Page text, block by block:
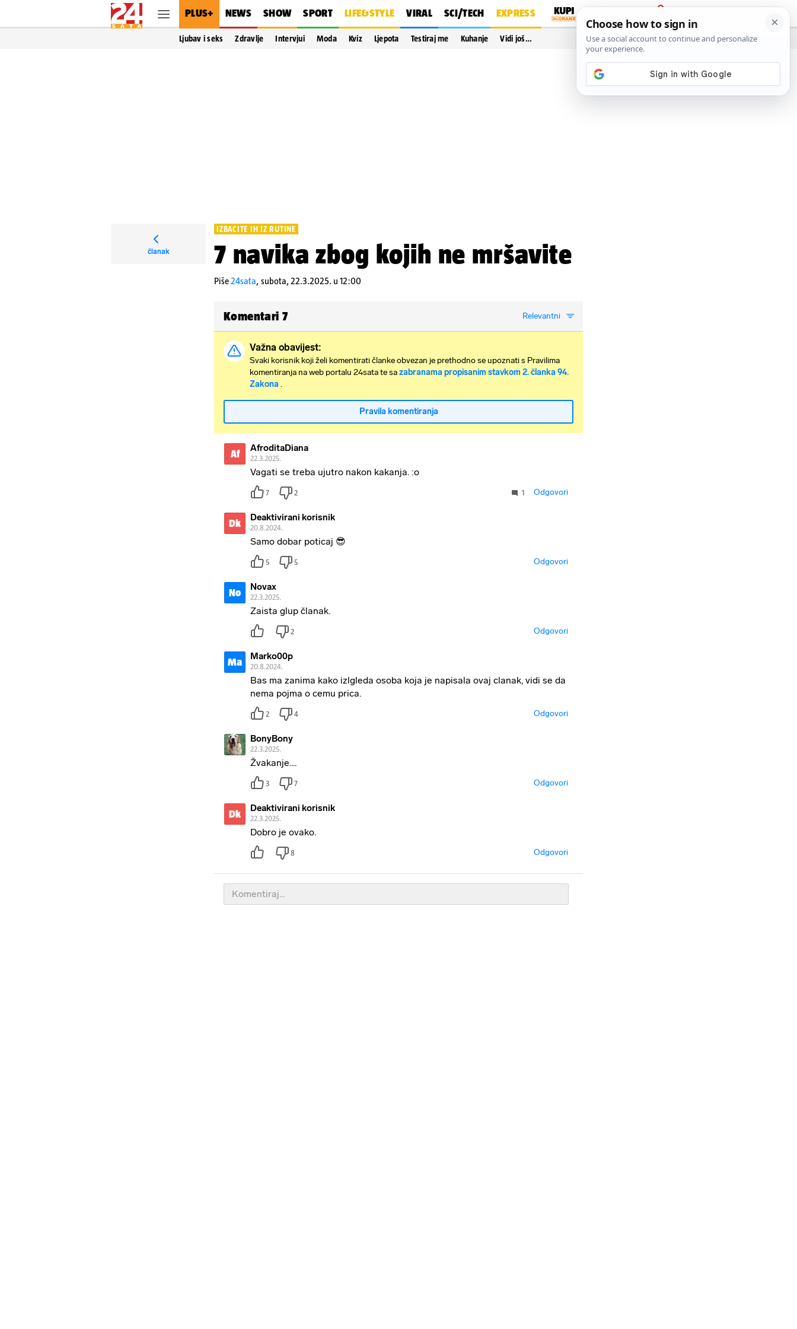
PLUS+ NEWS SHOW SPORT LIFE&STYLE VIRAL SCI/TECH EXPRESS
PRIJAVA
Ljubav i seks Zdravlje Intervjui Moda Kviz Ljepota Testiraj me Kuhanje Vidi još…
članak
IZBACITE IH IZ RUTINE
7 navika zbog kojih ne mršavite
Piše24sata, subota, 22.3.2025. u 12:00
Komentari 7 Relevantni
Važna obavijest:
Svaki korisnik koji želi komentirati članke obvezan je prethodno se upoznati s Pravilima
komentiranja na web portalu 24sata te sazabranama propisanim stavkom 2. članka 94.
Zakona .
Pravila komentiranja
Af AfroditaDiana
22.3.2025.
Vagati se treba ujutro nakon kakanja. :o
7 2 1 Odgovori
Dk Deaktivirani korisnik
20.8.2024.
Samo dobar poticaj 😎
5 5 Odgovori
No Novax
22.3.2025.
Zaista glup članak.
2 Odgovori
Ma Marko00p
20.8.2024.
Bas ma zanima kako izlgleda osoba koja je napisala ovaj clanak, vidi se da
nema pojma o cemu prica.
2 4 Odgovori
BonyBony
22.3.2025.
Žvakanje....
3 7 Odgovori
Dk Deaktivirani korisnik
22.3.2025.
Dobro je ovako.
8 Odgovori